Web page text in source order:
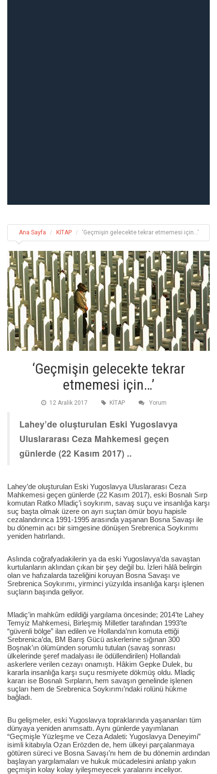
Ana Sayfa KİTAP ‘Geçmişin gelecekte tekrar etmemesi için…’
‘Geçmişin gelecekte tekrar
etmemesi için…’
12 Aralik 2017 KİTAP Yorum
Lahey’de oluşturulan Eski Yugoslavya
Uluslararası Ceza Mahkemesi geçen
günlerde (22 Kasım 2017) ..
Lahey’de oluşturulan Eski Yugoslavya Uluslararası Ceza
Mahkemesi geçen günlerde (22 Kasım 2017), eski Bosnalı Sırp
komutan Ratko Mladiç’i soykırım, savaş suçu ve insanlığa karşı
suç başta olmak üzere on ayrı suçtan ömür boyu hapisle
cezalandırınca 1991-1995 arasında yaşanan Bosna Savaşı ile
bu dönemin acı bir simgesine dönüşen Srebrenica Soykırımı
yeniden hatırlandı.
Aslında coğrafyadakilerin ya da eski Yugoslavya’da savaştan
kurtulanların aklından çıkan bir şey değil bu. İzleri hâlâ belirgin
olan ve hafızalarda tazeliğini koruyan Bosna Savaşı ve
Srebrenica Soykırımı, yirminci yüzyılda insanlığa karşı işlenen
suçların başında geliyor.
Mladiç’in mahkûm edildiği yargılama öncesinde; 2014’te Lahey
Temyiz Mahkemesi, Birleşmiş Milletler tarafından 1993’te
“güvenli bölge” ilan edilen ve Hollanda’nın komuta ettiği
Srebrenica’da, BM Barış Gücü askerlerine sığınan 300
Boşnak’ın ölümünden sorumlu tutulan (savaş sonrası
ülkelerinde şeref madalyası ile ödüllendirilen) Hollandalı
askerlere verilen cezayı onamıştı. Hâkim Gepke Dulek, bu
kararla insanlığa karşı suçu resmiyete dökmüş oldu. Mladiç
kararı ise Bosnalı Sırpların, hem savaşın genelinde işlenen
suçları hem de Srebrenica Soykırımı’ndaki rolünü hükme
bağladı.
Bu gelişmeler, eski Yugoslavya topraklarında yaşananları tüm
dünyaya yeniden anımsattı. Aynı günlerde yayımlanan
“Geçmişle Yüzleşme ve Ceza Adaleti: Yugoslavya Deneyimi”
isimli kitabıyla Ozan Erözden de, hem ülkeyi parçalanmaya
götüren süreci ve Bosna Savaşı’nı hem de bu dönemin ardından
başlayan yargılamaları ve hukuk mücadelesini anlatıp yakın
geçmişin kolay kolay iyileşmeyecek yaralarını inceliyor.